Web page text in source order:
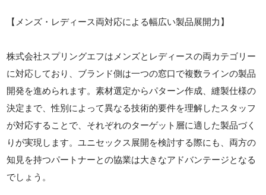
【メンズ・レディース両対応による幅広い製品展開力】
株式会社スプリングエフはメンズとレディースの両カテゴリー
に対応しており、ブランド側は一つの窓口で複数ラインの製品
開発を進められます。素材選定からパターン作成、縫製仕様の
決定まで、性別によって異なる技術的要件を理解したスタッフ
が対応することで、それぞれのターゲット層に適した製品づく
りが実現します。ユニセックス展開を検討する際にも、両方の
知見を持つパートナーとの協業は大きなアドバンテージとなる
でしょう。